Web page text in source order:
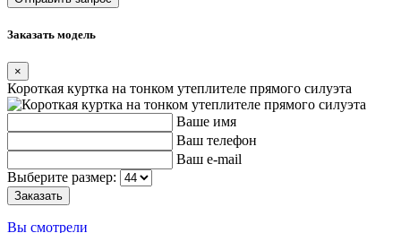
Заказать модель
×
Короткая куртка на тонком утеплителе прямого силуэта
Ваше имя
Ваш телефон
Ваш e-mail
Выберите размер:
Вы смотрели